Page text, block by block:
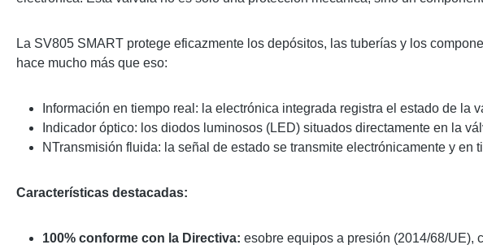
La SV805 SMART protege eficazmente los depósitos, las tuberías y los
hace mucho más que eso:
Información en tiempo real: la electrónica integrada registra el estado de la
Indicador óptico: los diodos luminosos (LED) situados directamente en la
NTransmisión fluida: la señal de estado se transmite electrónicamente y en
Características destacadas:
100% conforme con la Directiva: esobre equipos a presión (2014/68/UE),